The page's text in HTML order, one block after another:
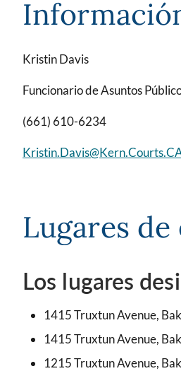
Kristin Davis
Funcionario de Asuntos
(661) 610-6234
Lugares
Los lugares
1415 Truxtun Avenue,
1415 Truxtun Avenue,
1215 Truxtun Avenue,